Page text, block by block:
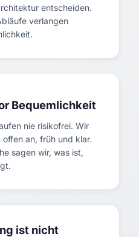
entscheiden.
verlangen
Bequemlichkeit
nie risikofrei. Wir
an, früh und klar.
sagen wir, was ist,
ist nicht